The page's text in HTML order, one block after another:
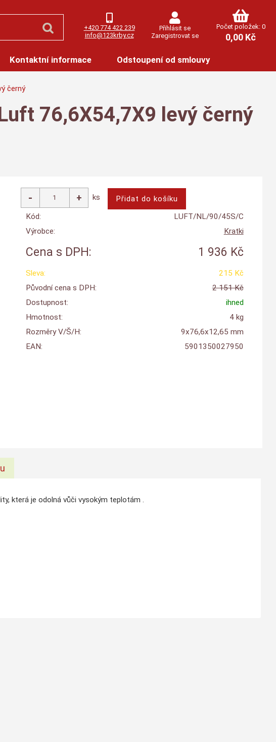
+420 774 422 239
info@123krby.cz
Přihlásit se
Zaregistrovat se
Počet položek: 0
0,00 Kč
Kontaktní informace Odstoupení od smlouvy
černý
76,6X54,7X9 levý černý
ks
Kód:
LUFT/NL/90/45S/C
Výrobce:
Kratki
Cena s DPH: 1 936 Kč
Sleva:
215 Kč
Původní cena s DPH:
2 151 Kč
Dostupnost:
ihned
Hmotnost:
4 kg
Rozměry V/Š/H:
9x76,6x12,65 mm
EAN:
5901350027950
která je odolná vůči vysokým teplotám .